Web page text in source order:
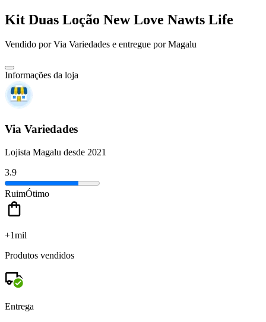
Kit Duas Loção New Love Nawts Life
Vendido porVia Variedades e entregue por Magalu
Informações da loja
Via Variedades
Lojista Magalu desde 2021
3.9
RuimÓtimo
+1mil
Produtos vendidos
Entrega